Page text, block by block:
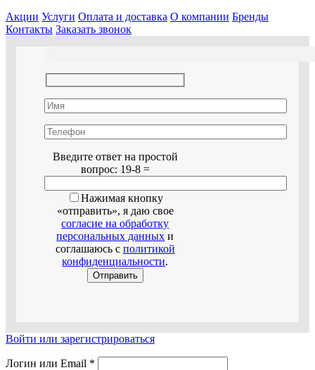
Акции Услуги Оплата и доставка О компании Бренды
Контакты Заказать звонок
Введите ответ на простой
вопрос: 19-8 =
Нажимая кнопку
«отправить», я даю свое
согласие на обработку
персональных данных и
соглашаюсь с политикой
конфиденциальности.
Войти или зарегистрироваться
Логин или Email *